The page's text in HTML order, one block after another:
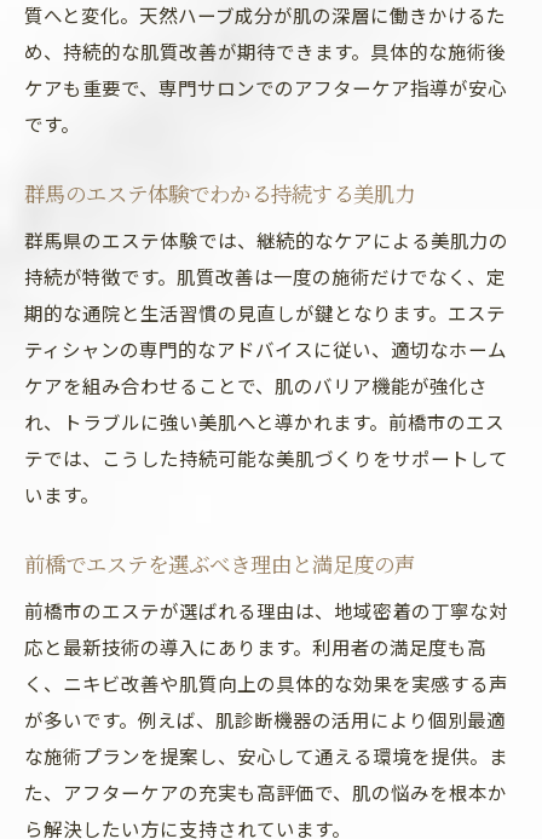
質へと変化。天然ハーブ成分が肌の深層に働きかけるた
め、持続的な肌質改善が期待できます。具体的な施術後
ケアも重要で、専門サロンでのアフターケア指導が安心
です。
群馬のエステ体験でわかる持続する美肌力
群馬県のエステ体験では、継続的なケアによる美肌力の
持続が特徴です。肌質改善は一度の施術だけでなく、定
期的な通院と生活習慣の見直しが鍵となります。エステ
ティシャンの専門的なアドバイスに従い、適切なホーム
ケアを組み合わせることで、肌のバリア機能が強化さ
れ、トラブルに強い美肌へと導かれます。前橋市のエス
テでは、こうした持続可能な美肌づくりをサポートして
います。
前橋でエステを選ぶべき理由と満足度の声
前橋市のエステが選ばれる理由は、地域密着の丁寧な対
応と最新技術の導入にあります。利用者の満足度も高
く、ニキビ改善や肌質向上の具体的な効果を実感する声
が多いです。例えば、肌診断機器の活用により個別最適
な施術プランを提案し、安心して通える環境を提供。ま
た、アフターケアの充実も高評価で、肌の悩みを根本か
ら解決したい方に支持されています。